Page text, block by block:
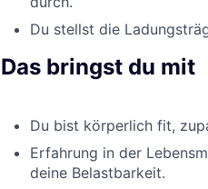
Du stellst die
Das bringst du mit
Du bist körperlich fit,
Erfahrung in der
deine Belastbarkeit.